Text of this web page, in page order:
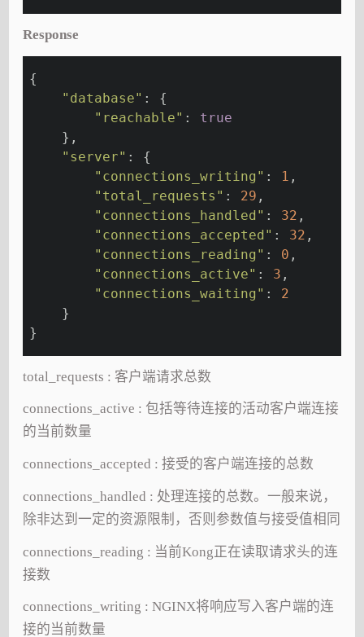
Response
{
"database" : {
"reachable" : true
    },
"server" : {
"connections_writing" : 1 ,
"total_requests" : 29 ,
"connections_handled" : 32 ,
"connections_accepted" : 32 ,
"connections_reading" : 0 ,
"connections_active" : 3 ,
"connections_waiting" : 2
    }
}
total_requests : 客户端请求总数
connections_active : 包括等待连接的活动客户端连接
的当前数量
connections_accepted : 接受的客户端连接的总数
connections_handled : 处理连接的总数。一般来说，
除非达到一定的资源限制，否则参数值与接受值相同
connections_reading : 当前Kong正在读取请求头的连
接数
connections_writing : NGINX将响应写入客户端的连
接的当前数量